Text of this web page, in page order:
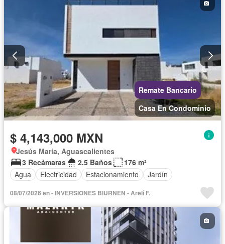
Televisión por cable
Terraza Vista panorámica
Sin amueblar
Remate Bancario
Casa En Condominio
$ 4,143,000 MXN
Jesús María, Aguascalientes
3 Recámaras
2.5 Baños
176 m²
Agua
Electricidad Estacionamiento Jardín
08/07/2026 en - INVERSIONES BIURNEN - Arelí F.